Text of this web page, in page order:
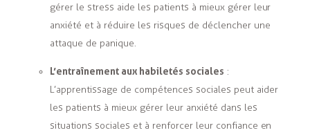
gérer le stress aide les patients à mieux gérer leur
anxiété et à réduire les risques de déclencher une
attaque de panique.
L’entraînement aux habiletés sociales :
L’apprentissage de compétences sociales peut aider
les patients à mieux gérer leur anxiété dans les
situations sociales et à renforcer leur confiance en